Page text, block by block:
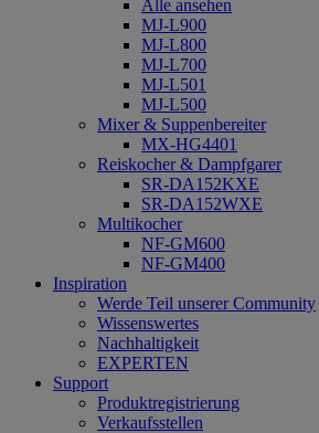
Alle ansehen
MJ-L900
MJ-L800
MJ-L700
MJ-L501
MJ-L500
Mixer & Suppenbereiter
MX-HG4401
Reiskocher & Dampfgarer
SR-DA152KXE
SR-DA152WXE
Multikocher
NF-GM600
NF-GM400
Inspiration
Werde Teil unserer Community
Wissenswertes
Nachhaltigkeit
EXPERTEN
Support
Produktregistrierung
Verkaufsstellen